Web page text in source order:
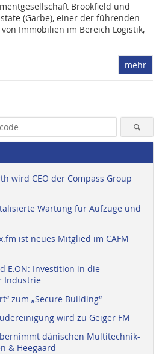
Brookfield und
(Garbe), einer der führenden
Immobilien im Bereich Logistik,
mehr
wird CEO der Compass Group
Wartung für Aufzüge und
ist neues Mitglied im CAFM
E.ON: Investition in die
Industrie
zum „Secure Building“
wird zu Geiger FM
dänischen Multitechnik-
& Heegaard